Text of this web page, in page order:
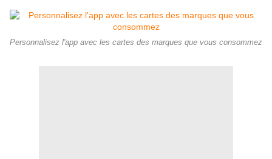
Personnalisez l'app avec les cartes des marques que vous consommez